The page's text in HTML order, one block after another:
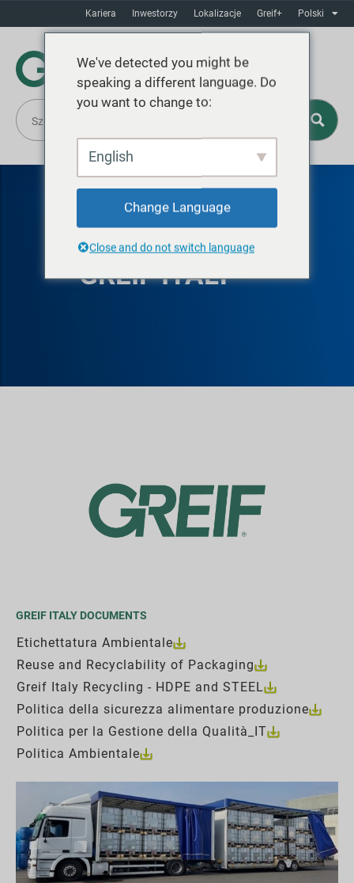
Kariera Inwestorzy Lokalizacje Greif+ Polski
GREIF ITALY
GREIF ITALY DOCUMENTS
Etichettatura Ambientale
Reuse and Recyclability of Packaging
Greif Italy Recycling - HDPE and STEEL
Politica della sicurezza alimentare produzione
Politica per la Gestione della Qualità_IT
Politica Ambientale
We've detected you might be
speaking a different language. Do
you want to change to:
English
Change Language
Close and do not switch language